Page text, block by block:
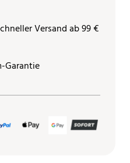
Versand ab 99 €
Garantie